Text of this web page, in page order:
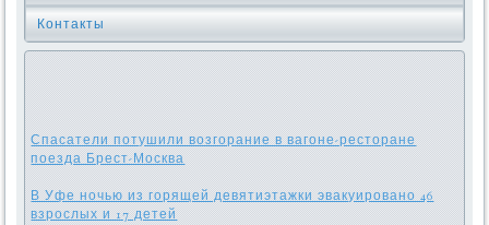
Контакты
Спасатели потушили возгорание в вагоне-ресторане
поезда Брест-Москва
В Уфе ночью из горящей девятиэтажки эвакуировано 46
взрослых и 17 детей